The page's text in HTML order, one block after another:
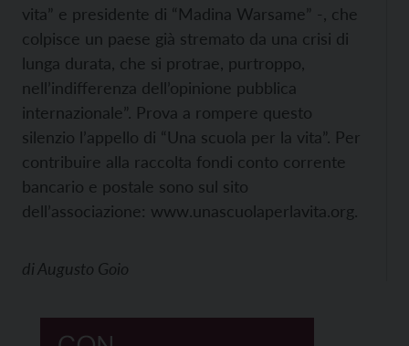
vita” e presidente di “Madina Warsame” -, che
colpisce un paese già stremato da una crisi di
lunga durata, che si protrae, purtroppo,
nell’indifferenza dell’opinione pubblica
internazionale”. Prova a rompere questo
silenzio l’appello di “Una scuola per la vita”. Per
contribuire alla raccolta fondi conto corrente
bancario e postale sono sul sito
dell’associazione: www.unascuolaperlavita.org.
diAugusto Goio